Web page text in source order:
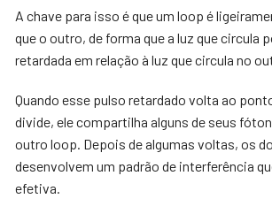
A chave para isso é que um loop é
que o outro, de forma que a luz que circula
retardada em relação à luz que circula no
Quando esse pulso retardado volta ao
divide, ele compartilha alguns de seus
outro loop. Depois de algumas voltas, os
desenvolvem um padrão de interferência
efetiva.